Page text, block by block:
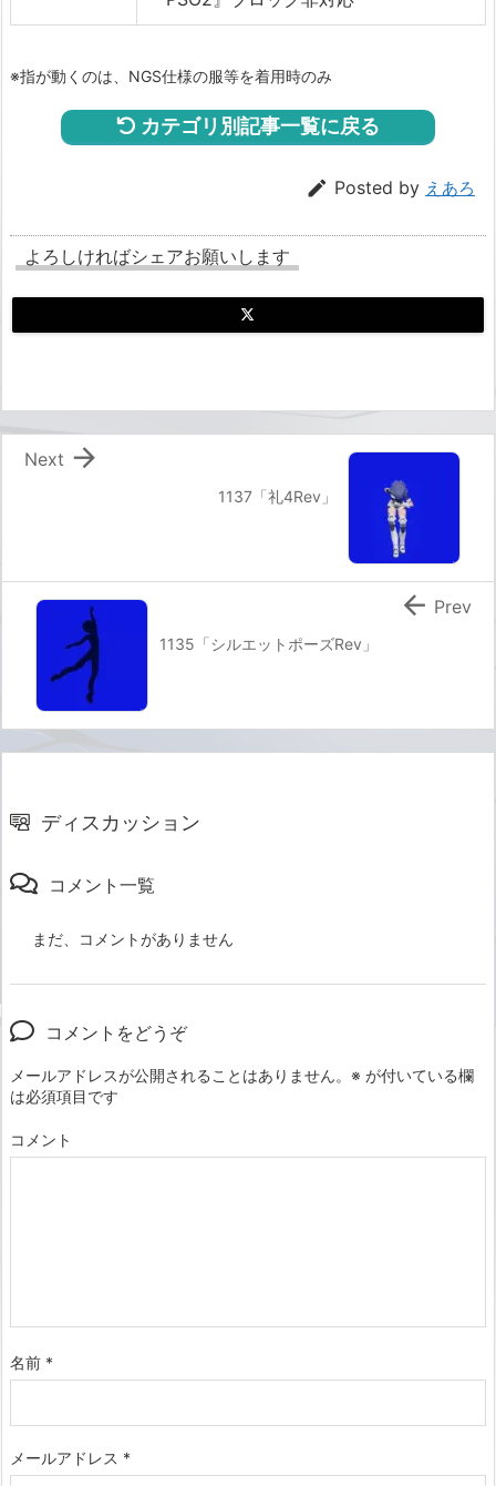
※指が動くのは、NGS仕様の服等を着用時のみ
カテゴリ別記事一覧に戻る
 Posted by えあろ
よろしければシェアお願いします
1137「礼4Rev」

Next
1135「シルエットポーズRev」
 Prev
ディスカッション
コメント一覧
まだ、コメントがありません
コメントをどうぞ
メールアドレスが公開されることはありません。 ※ が付いている欄
は必須項目です
コメント
名前 *
メールアドレス *